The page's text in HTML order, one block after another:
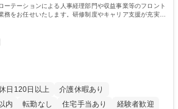
ーテーションによる人事経理部門や収益事業等のフロント
務をお任せいたします。研修制度やキャリア支援が充実し
日120日以上
介護休暇あり
内
転勤なし 住宅手当あり
経験者歓迎